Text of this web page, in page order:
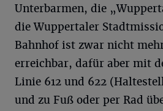
Unterbarmen, die
die Wuppertaler
Bahnhof ist zwar nicht
erreichbar, dafür aber mit
Linie 612 und 622
und zu Fuß oder per Rad